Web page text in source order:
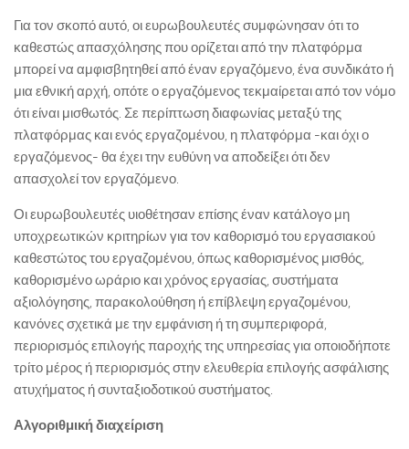
Για τον σκοπό αυτό, οι ευρωβουλευτές συμφώνησαν ότι το
καθεστώς απασχόλησης που ορίζεται από την πλατφόρμα
μπορεί να αμφισβητηθεί από έναν εργαζόμενο, ένα συνδικάτο ή
μια εθνική αρχή, οπότε ο εργαζόμενος τεκμαίρεται από τον νόμο
ότι είναι μισθωτός. Σε περίπτωση διαφωνίας μεταξύ της
πλατφόρμας και ενός εργαζομένου, η πλατφόρμα -και όχι ο
εργαζόμενος- θα έχει την ευθύνη να αποδείξει ότι δεν
απασχολεί τον εργαζόμενο.
Οι ευρωβουλευτές υιοθέτησαν επίσης έναν κατάλογο μη
υποχρεωτικών κριτηρίων για τον καθορισμό του εργασιακού
καθεστώτος του εργαζομένου, όπως καθορισμένος μισθός,
καθορισμένο ωράριο και χρόνος εργασίας, συστήματα
αξιολόγησης, παρακολούθηση ή επίβλεψη εργαζομένου,
κανόνες σχετικά με την εμφάνιση ή τη συμπεριφορά,
περιορισμός επιλογής παροχής της υπηρεσίας για οποιοδήποτε
τρίτο μέρος ή περιορισμός στην ελευθερία επιλογής ασφάλισης
ατυχήματος ή συνταξιοδοτικού συστήματος.
Αλγοριθμική διαχείριση